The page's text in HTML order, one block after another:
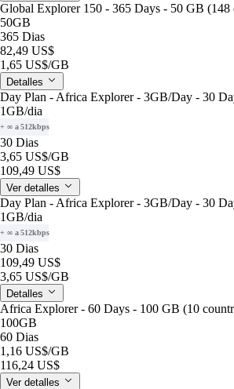
Global Explorer 150 - 365 Days - 50 GB (148
50GB
365 Dias
82,49 US$
1,65 US$/GB
Detalles
Day Plan - Africa Explorer - 3GB/Day - 30
1GB/dia
+ ∞ a 512kbps
30 Dias
3,65 US$/GB
109,49 US$
Ver detalles
Day Plan - Africa Explorer - 3GB/Day - 30
1GB/dia
+ ∞ a 512kbps
30 Dias
109,49 US$
3,65 US$/GB
Detalles
Africa Explorer - 60 Days - 100 GB (10
100GB
60 Dias
1,16 US$/GB
116,24 US$
Ver detalles